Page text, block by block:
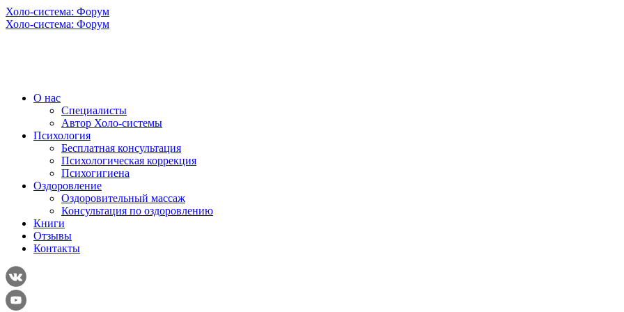
Холо-система: Форум
Холо-система: Форум
О нас
Специалисты
Автор Холо-системы
Психология
Бесплатная консультация
Психологическая коррекция
Психогигиена
Оздоровление
Оздоровительный массаж
Консультация по оздоровлению
Книги
Отзывы
Контакты